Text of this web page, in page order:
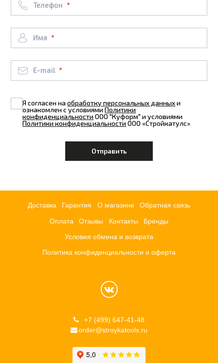
Телефон
Имя
E-mail
Я согласен наобработку персональных данныхи
ознакомлен с условиямиПолитики
конфиденциальностиООО "Куформ" и условиями
Политики конфиденциальностиООО «Стройкатулс»
Доставка Гарантия О магазине Обратная связь
Оплата Отзывы Контакты Бренды
Условия обмена и возврата
Политика конфиденциальности и оферта
+7 (499) 647-41-48
order@stroykatools.ru